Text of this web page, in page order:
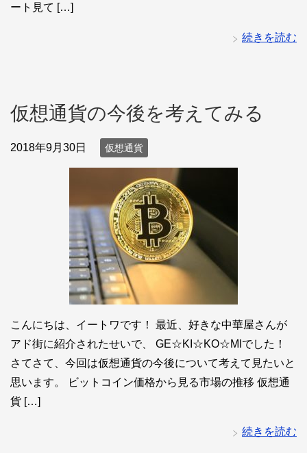
ート見て […]
続きを読む
仮想通貨の今後を考えてみる
2018年9月30日 仮想通貨
こんにちは、イートワです！ 最近、好きな中華屋さんが
アド街に紹介されたせいで、 GE☆KI☆KO☆MIでした！
さてさて、今回は仮想通貨の今後について考えて見たいと
思います。 ビットコイン価格から見る市場の推移 仮想通
貨 […]
続きを読む